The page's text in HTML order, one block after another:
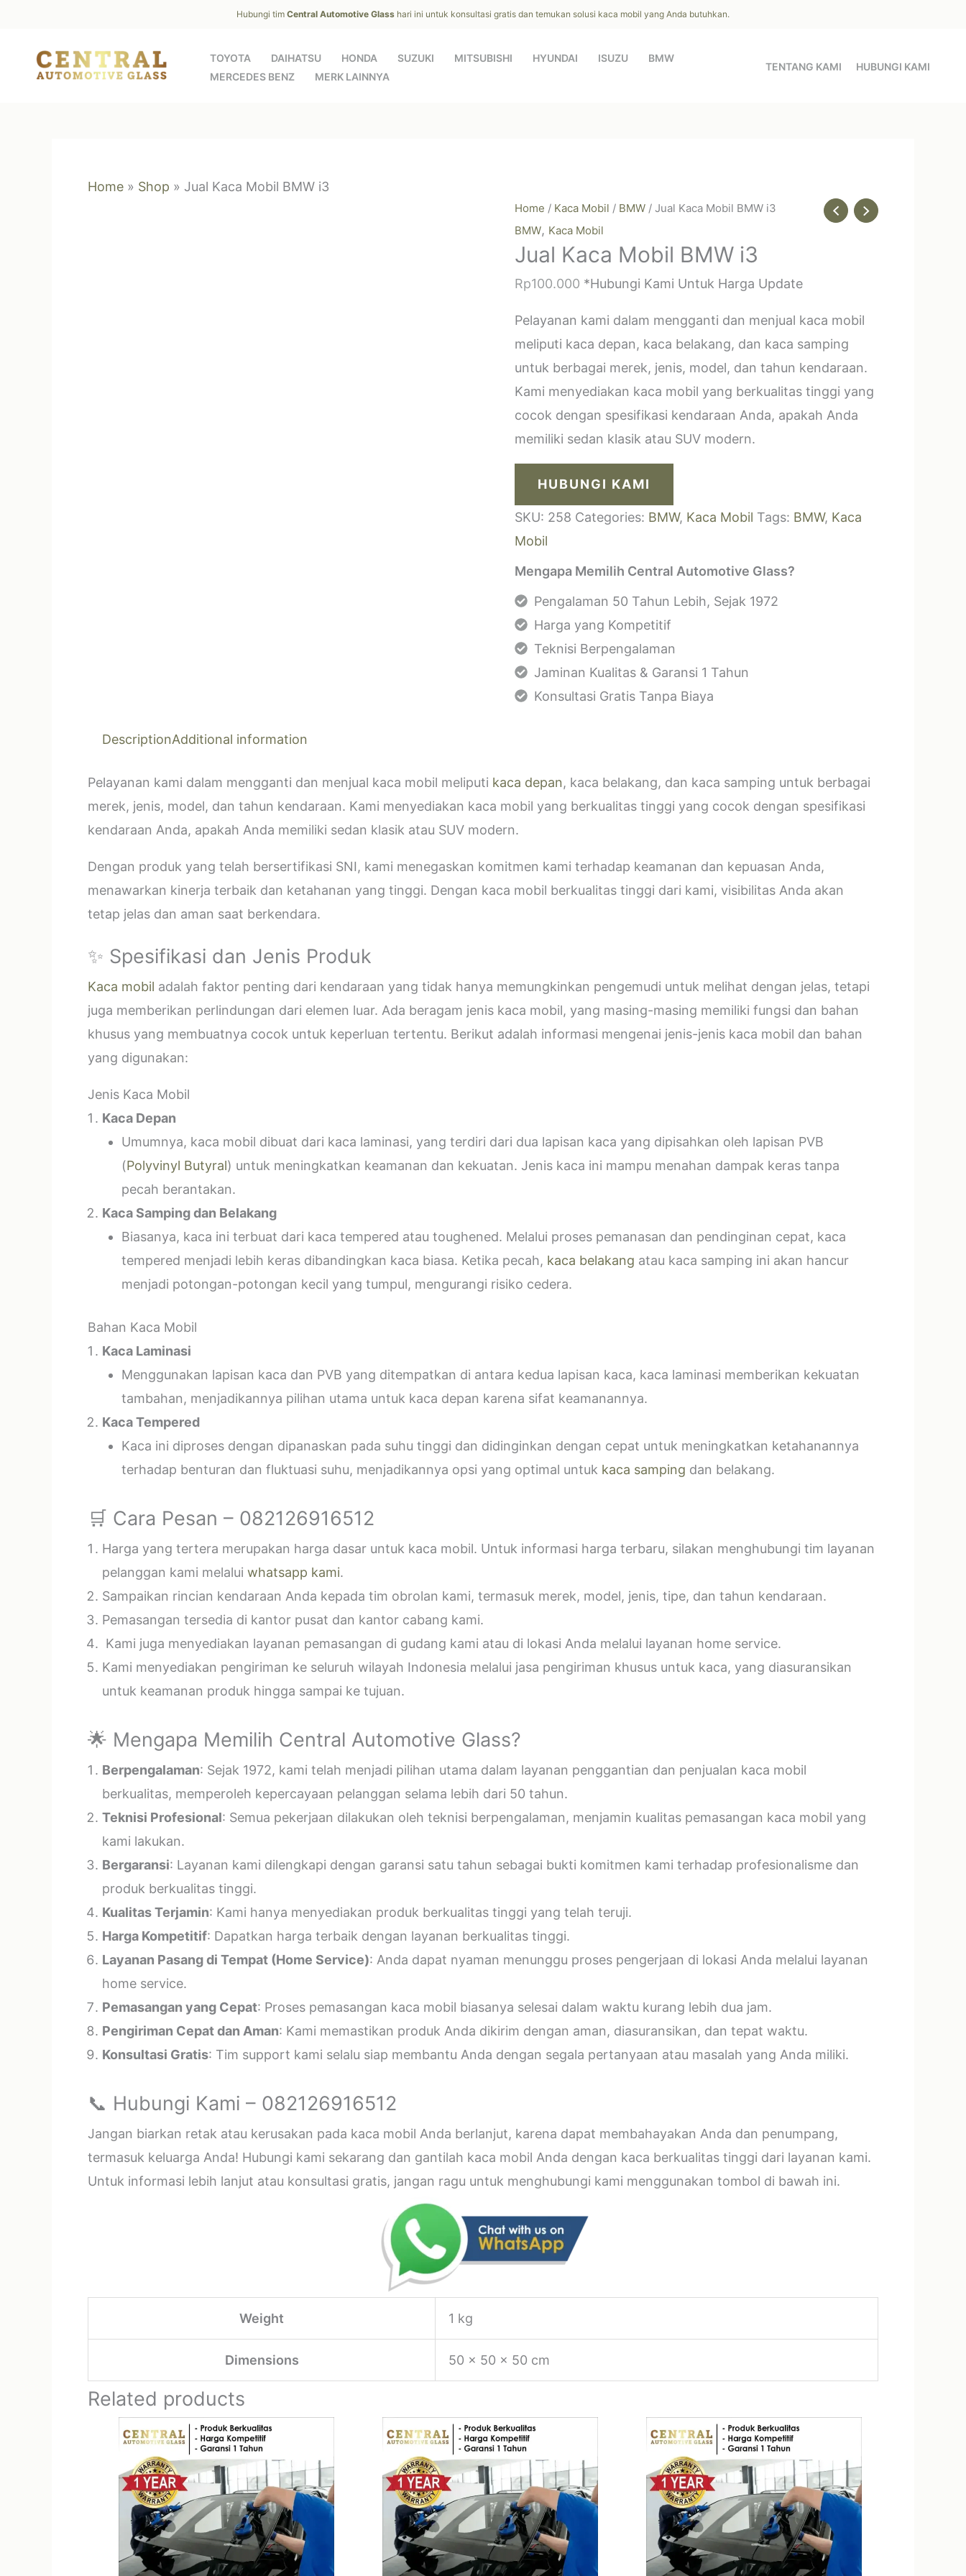
content
Hubungi tim Central Automotive Glass hari ini untuk konsultasi gratis dan temukan solusi kaca mobil yang Anda butuhkan.
TOYOTA DAIHATSU HONDA SUZUKI MITSUBISHI HYUNDAI ISUZU
BMW
MERCEDES BENZ
MERK LAINNYA
TENTANG KAMI HUBUNGI KAMI
Home » Shop » Jual Kaca Mobil BMW i3
Home / Kaca Mobil / BMW / Jual Kaca Mobil BMW i3
BMW, Kaca Mobil
Jual Kaca Mobil BMW i3
Rp100.000 *Hubungi Kami Untuk Harga Update
Pelayanan kami dalam mengganti dan menjual kaca mobil
meliputi kaca depan, kaca belakang, dan kaca samping
untuk berbagai merek, jenis, model, dan tahun kendaraan.
Kami menyediakan kaca mobil yang berkualitas tinggi yang
cocok dengan spesifikasi kendaraan Anda, apakah Anda
memiliki sedan klasik atau SUV modern.
HUBUNGI KAMI
SKU: 258 Categories: BMW, Kaca Mobil Tags: BMW, Kaca
Mobil
Mengapa Memilih Central Automotive Glass?
Pengalaman 50 Tahun Lebih, Sejak 1972
Harga yang Kompetitif
Teknisi Berpengalaman
Jaminan Kualitas & Garansi 1 Tahun
Konsultasi Gratis Tanpa Biaya
DescriptionAdditional information
Pelayanan kami dalam mengganti dan menjual kaca mobil meliputi kaca depan, kaca belakang, dan kaca samping untuk berbagai
merek, jenis, model, dan tahun kendaraan. Kami menyediakan kaca mobil yang berkualitas tinggi yang cocok dengan spesifikasi
kendaraan Anda, apakah Anda memiliki sedan klasik atau SUV modern.
Dengan produk yang telah bersertifikasi SNI, kami menegaskan komitmen kami terhadap keamanan dan kepuasan Anda,
menawarkan kinerja terbaik dan ketahanan yang tinggi. Dengan kaca mobil berkualitas tinggi dari kami, visibilitas Anda akan
tetap jelas dan aman saat berkendara.
✨ Spesifikasi dan Jenis Produk
Kaca mobil adalah faktor penting dari kendaraan yang tidak hanya memungkinkan pengemudi untuk melihat dengan jelas, tetapi
juga memberikan perlindungan dari elemen luar. Ada beragam jenis kaca mobil, yang masing-masing memiliki fungsi dan bahan
khusus yang membuatnya cocok untuk keperluan tertentu. Berikut adalah informasi mengenai jenis-jenis kaca mobil dan bahan
yang digunakan:
Jenis Kaca Mobil
Kaca Depan
Umumnya, kaca mobil dibuat dari kaca laminasi, yang terdiri dari dua lapisan kaca yang dipisahkan oleh lapisan PVB
(Polyvinyl Butyral) untuk meningkatkan keamanan dan kekuatan. Jenis kaca ini mampu menahan dampak keras tanpa
pecah berantakan.
Kaca Samping dan Belakang
Biasanya, kaca ini terbuat dari kaca tempered atau toughened. Melalui proses pemanasan dan pendinginan cepat, kaca
tempered menjadi lebih keras dibandingkan kaca biasa. Ketika pecah, kaca belakang atau kaca samping ini akan hancur
menjadi potongan-potongan kecil yang tumpul, mengurangi risiko cedera.
Bahan Kaca Mobil
Kaca Laminasi
Menggunakan lapisan kaca dan PVB yang ditempatkan di antara kedua lapisan kaca, kaca laminasi memberikan kekuatan
tambahan, menjadikannya pilihan utama untuk kaca depan karena sifat keamanannya.
Kaca Tempered
Kaca ini diproses dengan dipanaskan pada suhu tinggi dan didinginkan dengan cepat untuk meningkatkan ketahanannya
terhadap benturan dan fluktuasi suhu, menjadikannya opsi yang optimal untuk kaca samping dan belakang.
🛒 Cara Pesan – 082126916512
Harga yang tertera merupakan harga dasar untuk kaca mobil. Untuk informasi harga terbaru, silakan menghubungi tim layanan
pelanggan kami melalui whatsapp kami.
Sampaikan rincian kendaraan Anda kepada tim obrolan kami, termasuk merek, model, jenis, tipe, dan tahun kendaraan.
Pemasangan tersedia di kantor pusat dan kantor cabang kami.
Kami juga menyediakan layanan pemasangan di gudang kami atau di lokasi Anda melalui layanan home service.
Kami menyediakan pengiriman ke seluruh wilayah Indonesia melalui jasa pengiriman khusus untuk kaca, yang diasuransikan
untuk keamanan produk hingga sampai ke tujuan.
🌟 Mengapa Memilih Central Automotive Glass?
Berpengalaman: Sejak 1972, kami telah menjadi pilihan utama dalam layanan penggantian dan penjualan kaca mobil
berkualitas, memperoleh kepercayaan pelanggan selama lebih dari 50 tahun.
Teknisi Profesional: Semua pekerjaan dilakukan oleh teknisi berpengalaman, menjamin kualitas pemasangan kaca mobil yang
kami lakukan.
Bergaransi: Layanan kami dilengkapi dengan garansi satu tahun sebagai bukti komitmen kami terhadap profesionalisme dan
produk berkualitas tinggi.
Kualitas Terjamin: Kami hanya menyediakan produk berkualitas tinggi yang telah teruji.
Harga Kompetitif: Dapatkan harga terbaik dengan layanan berkualitas tinggi.
Layanan Pasang di Tempat (Home Service): Anda dapat nyaman menunggu proses pengerjaan di lokasi Anda melalui layanan
home service.
Pemasangan yang Cepat: Proses pemasangan kaca mobil biasanya selesai dalam waktu kurang lebih dua jam.
Pengiriman Cepat dan Aman: Kami memastikan produk Anda dikirim dengan aman, diasuransikan, dan tepat waktu.
Konsultasi Gratis: Tim support kami selalu siap membantu Anda dengan segala pertanyaan atau masalah yang Anda miliki.
📞 Hubungi Kami – 082126916512
Jangan biarkan retak atau kerusakan pada kaca mobil Anda berlanjut, karena dapat membahayakan Anda dan penumpang,
termasuk keluarga Anda! Hubungi kami sekarang dan gantilah kaca mobil Anda dengan kaca berkualitas tinggi dari layanan kami.
Untuk informasi lebih lanjut atau konsultasi gratis, jangan ragu untuk menghubungi kami menggunakan tombol di bawah ini.
Weight 1 kg
Dimensions 50 × 50 × 50 cm
Related products